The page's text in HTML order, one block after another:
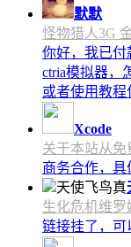
默默
怪物猎人3G
你好，我已付
ctria模拟器，
或者使用教程
Xcode
关于本站从免
商务合作，具
生化危机维罗
链接挂了，可